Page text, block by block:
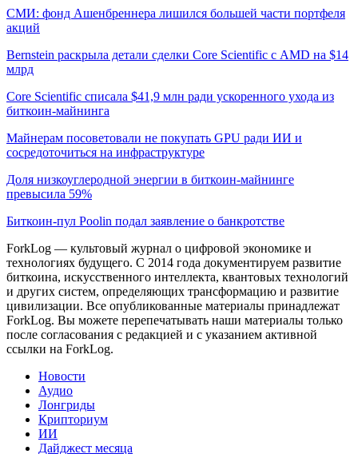
СМИ: фонд Ашенбреннера лишился большей части портфеля
акций
Bernstein раскрыла детали сделки Core Scientific с AMD на $14
млрд
Core Scientific списала $41,9 млн ради ускоренного ухода из
биткоин-майнинга
Майнерам посоветовали не покупать GPU ради ИИ и
сосредоточиться на инфраструктуре
Доля низкоуглеродной энергии в биткоин-майнинге
превысила 59%
Биткоин-пул Poolin подал заявление о банкротстве
ForkLog — культовый журнал о цифровой экономике и
технологиях будущего. С 2014 года документируем развитие
биткоина, искусственного интеллекта, квантовых технологий
и других систем, определяющих трансформацию и развитие
цивилизации. Все опубликованные материалы принадлежат
ForkLog. Вы можете перепечатывать наши материалы только
после согласования с редакцией и с указанием активной
ссылки на ForkLog.
Новости
Аудио
Лонгриды
Крипториум
ИИ
Дайджест месяца